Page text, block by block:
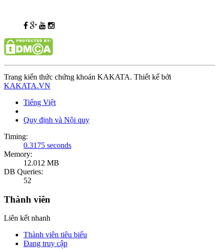
Trang kiến thức chứng khoán KAKATA. Thiết kế bởi
KAKATA.VN
Tiếng Việt
Quy định và Nội quy
Timing:
0.3175 seconds
Memory:
12.012 MB
DB Queries:
52
Thành viên
Liên kết nhanh
Thành viên tiêu biểu
Đang truy cập